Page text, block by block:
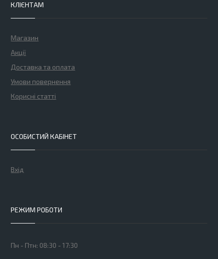
КЛІЄНТАМ
Магазин
Акції
Доставка та оплата
Умови повернення
Корисні статті
ОСОБИСТИЙ КАБІНЕТ
Вхід
РЕЖИМ РОБОТИ
Пн - Птн: 08:30 - 17:30